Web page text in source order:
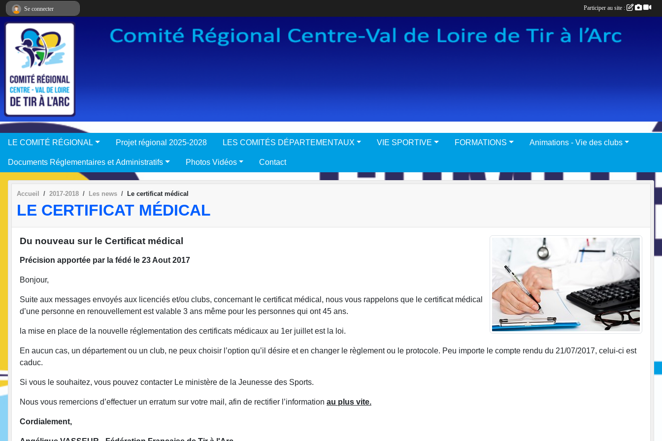
LE COMITÉ RÉGIONAL Projet régional 2025-2028 LES COMITÉS DÉPARTEMENTAUX VIE SPORTIVE FORMATIONS Animations - Vie des clubs
Documents Réglementaires et Administratifs Photos Vidéos Contact
Accueil 2017-2018 Les news Le certificat médical
LE CERTIFICAT MÉDICAL
Du nouveau sur le Certificat médical
Précision apportée par la fédé le 23 Aout 2017
Bonjour,
Suite aux messages envoyés aux licenciés et/ou clubs, concernant le certificat médical, nous vous rappelons que le certificat médical
d’une personne en renouvellement est valable 3 ans même pour les personnes qui ont 45 ans.
la mise en place de la nouvelle réglementation des certificats médicaux au 1er juillet est la loi.
En aucun cas, un département ou un club, ne peux choisir l’option qu’il désire et en changer le règlement ou le protocole. Peu importe le compte rendu du 21/07/2017, celui-ci est
caduc.
Si vous le souhaitez, vous pouvez contacter Le ministère de la Jeunesse des Sports.
Nous vous remercions d’effectuer un erratum sur votre mail, afin de rectifier l’information au plus vite.
Cordialement,
Se connecter Participer au site :
Panneau de gestion des cookies